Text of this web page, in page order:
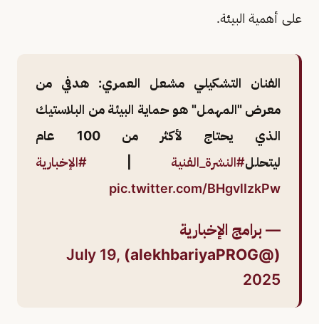
على أهمية البيئة.
الفنان التشكيلي مشعل العمري: هدفي من
معرض "المهمل" هو حماية البيئة من البلاستيك
الذي يحتاج لأكثر من 100 عام
ليتحلل#النشرة_الفنية
#الإخبارية
pic.twitter.com/BHgvlIzkPw
— برامج الإخبارية
(@alekhbariyaPROG)
July 19,
2025